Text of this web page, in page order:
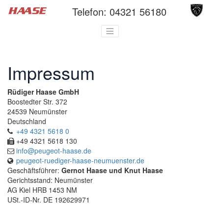
Telefon: 04321 56180
Impressum
Rüdiger Haase GmbH
Boostedter Str. 372
24539 Neumünster
Deutschland
+49 4321 5618 0
+49 4321 5618 130
info@peugeot-haase.de
peugeot-ruediger-haase-neumuenster.de
Geschäftsführer: Gernot Haase und Knut Haase
Gerichtsstand: Neumünster
AG Kiel HRB 1453 NM
USt.-ID-Nr. DE 192629971